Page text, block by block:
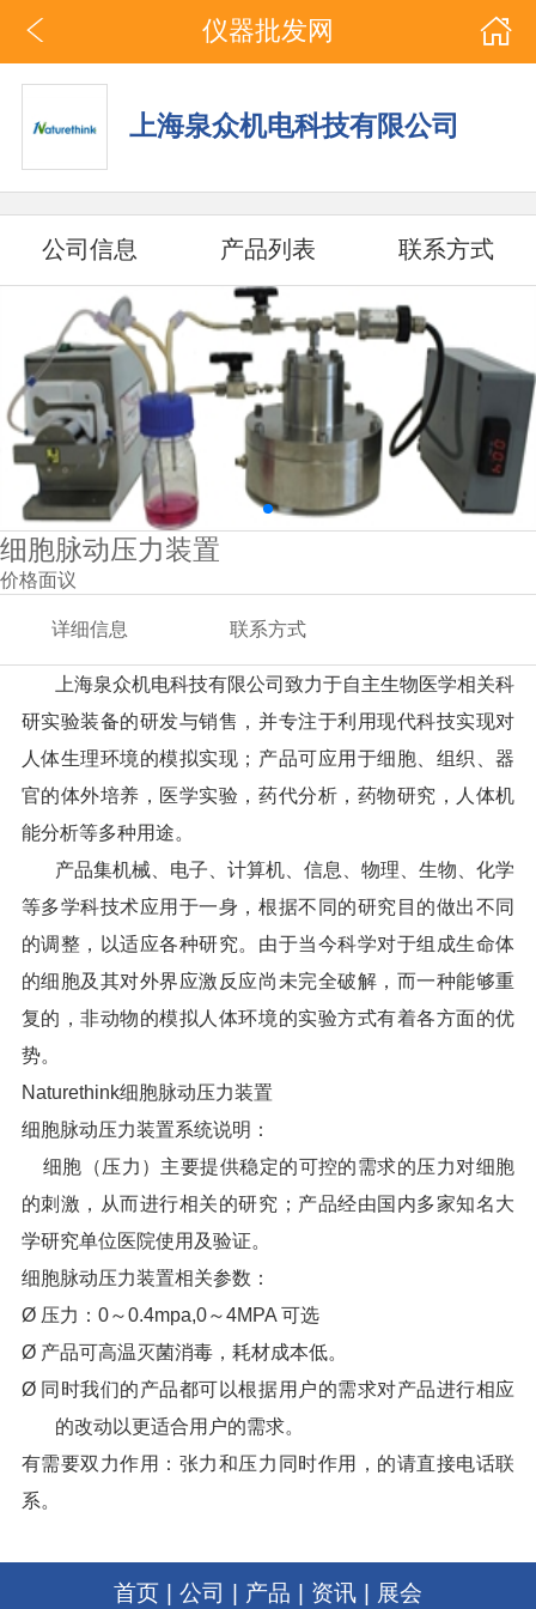
仪器批发网
上海泉众机电科技有限公司
公司信息 产品列表 联系方式
细胞脉动压力装置
价格面议
详细信息 联系方式
上海泉众机电科技有限公司致力于自主生物医学相关科
研实验装备的研发与销售，并专注于利用现代科技实现对
人体生理环境的模拟实现；产品可应用于细胞、组织、器
官的体外培养，医学实验，药代分析，药物研究，人体机
能分析等多种用途。
产品集机械、电子、计算机、信息、物理、生物、化学
等多学科技术应用于一身，根据不同的研究目的做出不同
的调整，以适应各种研究。由于当今科学对于组成生命体
的细胞及其对外界应激反应尚未完全破解，而一种能够重
复的，非动物的模拟人体环境的实验方式有着各方面的优
势。
Naturethink细胞脉动压力装置
细胞脉动压力装置系统说明：
细胞（压力）主要提供稳定的可控的需求的压力对细胞
的刺激，从而进行相关的研究；产品经由国内多家知名大
学研究单位医院使用及验证。
细胞脉动压力装置相关参数：
Ø 压力： 0～0.4mpa,0～4MPA 可选
Ø 产品可高温灭菌消毒，耗材成本低。
Ø 同时我们的产品都可以根据用户的需求对产品进行相应
的改动以更适合用户的需求。
有需要双力作用：张力和压力同时作用，的请直接电话联
系。
首页 公司 产品 资讯 展会